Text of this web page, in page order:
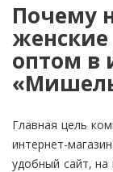
Почему
оптом в
Главная цель
интернет-
удобный сайт,